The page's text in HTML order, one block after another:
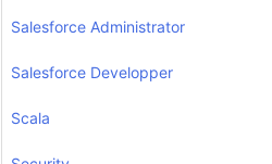
Salesforce Administrator
Salesforce Developper
Scala